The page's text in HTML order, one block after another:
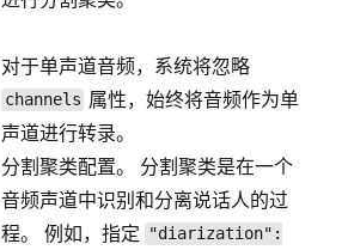
对于单声道音频，系统将忽略
channels 属性，始终将音频作为单
声道进行转录。
分割聚类配置。 分割聚类是在一个
音频声道中识别和分离说话人的过
程。 例如，指定
"diarization":